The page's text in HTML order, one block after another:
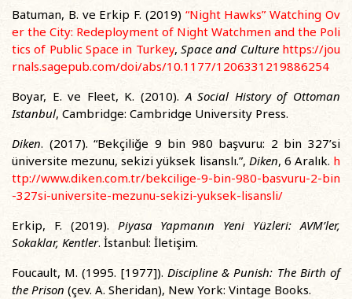
Batuman, B. ve Erkip F. (2019) “Night Hawks” Watching Ov
er the City: Redeployment of Night Watchmen and the Poli
tics of Public Space in Turkey,Space and Culture https://jou
rnals.sagepub.com/doi/abs/10.1177/1206331219886254
Boyar, E. ve Fleet, K. (2010).A Social History of Ottoman
Istanbul, Cambridge: Cambridge University Press.
Diken. (2017). “Bekçiliğe 9 bin 980 başvuru: 2 bin 327’si
üniversite mezunu, sekizi yüksek lisanslı.”, Diken, 6 Aralık. h
ttp://www.diken.com.tr/bekcilige-9-bin-980-basvuru-2-bin
-327si-universite-mezunu-sekizi-yuksek-lisansli/
Erkip, F. (2019). Piyasa Yapmanın Yeni Yüzleri: AVM’ler,
Sokaklar, Kentler. İstanbul: İletişim.
Foucault, M. (1995. [1977]). Discipline & Punish: The Birth of
the Prison (çev. A. Sheridan), New York: Vintage Books.